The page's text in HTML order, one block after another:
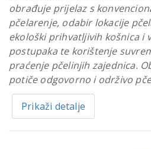
obrađuje prijelaz s
pčelarenje, odabir lokacije
ekološki prihvatljivih košnica i
postupaka te korištenje
praćenje pčelinjih zajednica.
potiče odgovorno i održivo
Prikaži detalje